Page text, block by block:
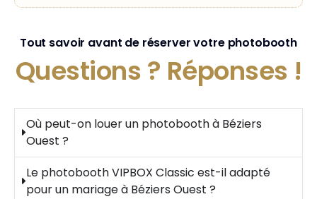
Tout savoir avant de réserver votre photobooth
Questions ? Réponses !
Où peut-on louer un photobooth à Béziers
Ouest ?
Le photobooth VIPBOX Classic est-il adapté
pour un mariage à Béziers Ouest ?